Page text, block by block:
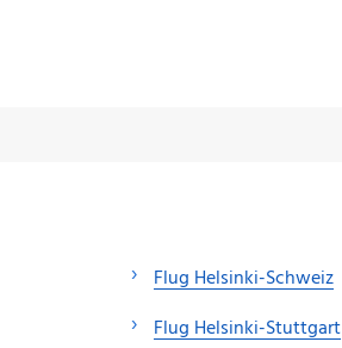
Flug Helsinki-Schweiz
Flug Helsinki-Stuttgart